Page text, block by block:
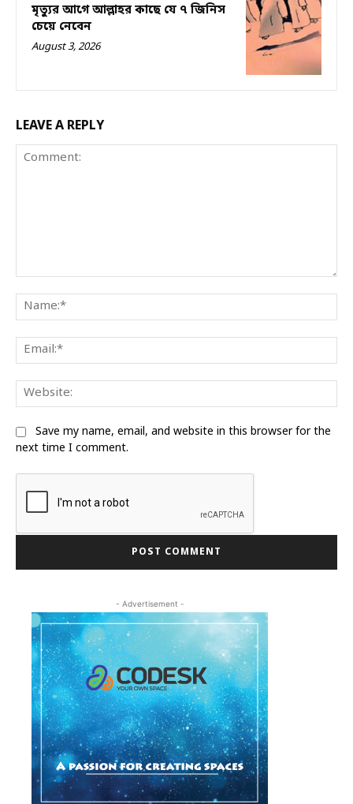
মৃত্যুর আগে আল্লাহর কাছে যে ৭ জিনিস
চেয়ে নেবেন
August 3, 2026
LEAVE A REPLY
Save my name, email, and website in this browser for the
next time I comment.
- Advertisement -